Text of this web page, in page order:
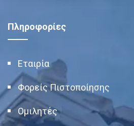
Πληροφορίες
Εταιρία
Φορείς Πιστοποίησης
Ομιλητές